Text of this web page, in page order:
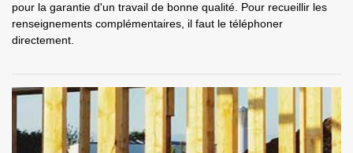
pour la garantie d'un travail de bonne qualité. Pour recueillir les
renseignements complémentaires, il faut le téléphoner
directement.